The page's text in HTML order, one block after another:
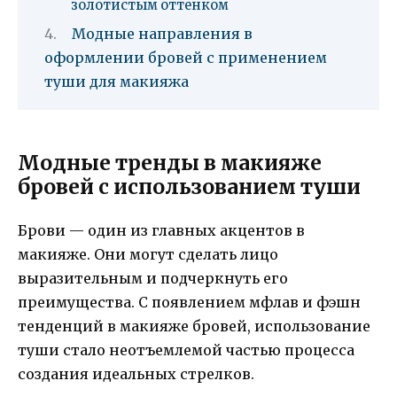
золотистым оттенком
Модные направления в
оформлении бровей с применением
туши для макияжа
Модные тренды в макияже
бровей с использованием туши
Брови — один из главных акцентов в
макияже. Они могут сделать лицо
выразительным и подчеркнуть его
преимущества. С появлением мфлав и фэшн
тенденций в макияже бровей, использование
туши стало неотъемлемой частью процесса
создания идеальных стрелков.